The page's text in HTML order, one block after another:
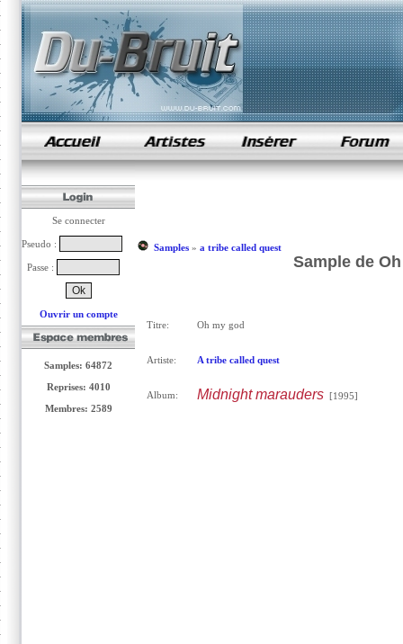
samples de rap
Se connecter
Pseudo :
Passe :
Ouvrir un compte
Samples: 64872
Reprises: 4010
Membres: 2589
Samples» a tribe called quest
Sample de
Titre: Oh my god
Artiste: A tribe called quest
Album: Midnight marauders[1995]